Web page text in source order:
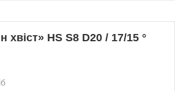
хвіст» HS S8 D20 / 17/15 °